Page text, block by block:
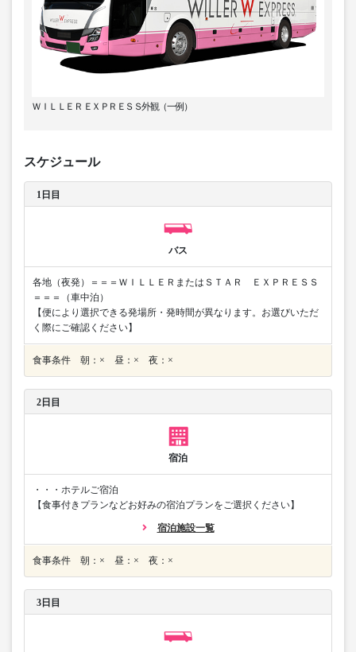
ＷＩＬＬＥＲ ＥＸＰＲＥＳＳ外観（一例）
スケジュール
1日目
バス
各地（夜発）＝＝＝ＷＩＬＬＥＲまたはＳＴＡＲ ＥＸＰＲＥＳＳ
＝＝＝（車中泊）
【便により選択できる発場所・発時間が異なります。お選びいただ
く際にご確認ください】
食事条件 朝：× 昼：× 夜：×
2日目
宿泊
・・・ホテルご宿泊
【食事付きプランなどお好みの宿泊プランをご選択ください】
宿泊施設一覧
食事条件 朝：× 昼：× 夜：×
3日目